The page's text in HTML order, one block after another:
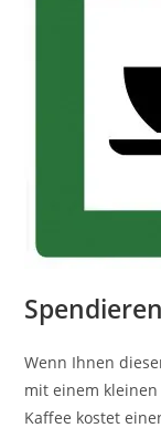
Wenn Ihnen
mit einem
Kaffee kostet